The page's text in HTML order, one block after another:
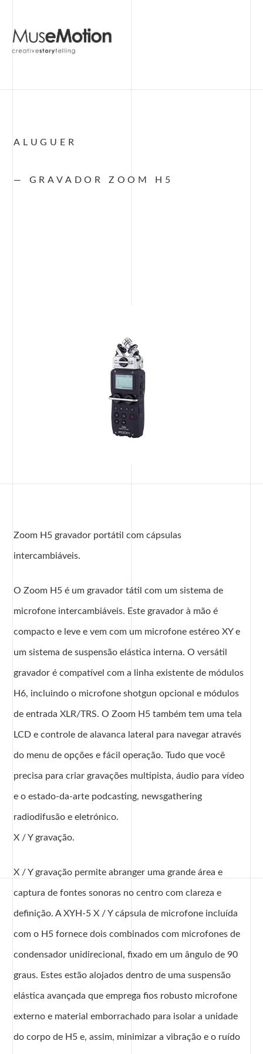
ALUGUER
— GRAVADOR ZOOM H5
Zoom H5 gravador portátil com cápsulas
intercambiáveis.
O Zoom H5 é um gravador tátil com um sistema de
microfone intercambiáveis. Este gravador à mão é
compacto e leve e vem com um microfone estéreo XY e
um sistema de suspensão elástica interna. O versátil
gravador é compatível com a linha existente de módulos
H6, incluindo o microfone shotgun opcional e módulos
de entrada XLR/TRS. O Zoom H5 também tem uma tela
LCD e controle de alavanca lateral para navegar através
do menu de opções e fácil operação. Tudo que você
precisa para criar gravações multipista, áudio para vídeo
e o estado-da-arte podcasting, newsgathering
radiodifusão e eletrónico.
X / Y gravação.
X / Y gravação permite abranger uma grande área e
captura de fontes sonoras no centro com clareza e
definição. A XYH-5 X / Y cápsula de microfone incluída
com o H5 fornece dois combinados com microfones de
condensador unidirecional, fixado em um ângulo de 90
graus. Estes estão alojados dentro de uma suspensão
elástica avançada que emprega fios robusto microfone
externo e material emborrachado para isolar a unidade
do corpo de H5 e, assim, minimizar a vibração e o ruído